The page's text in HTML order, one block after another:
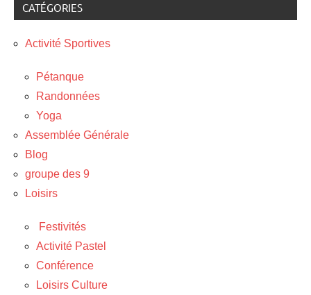
CATÉGORIES
Activité Sportives
Pétanque
Randonnées
Yoga
Assemblée Générale
Blog
groupe des 9
Loisirs
Festivités
Activité Pastel
Conférence
Loisirs Culture